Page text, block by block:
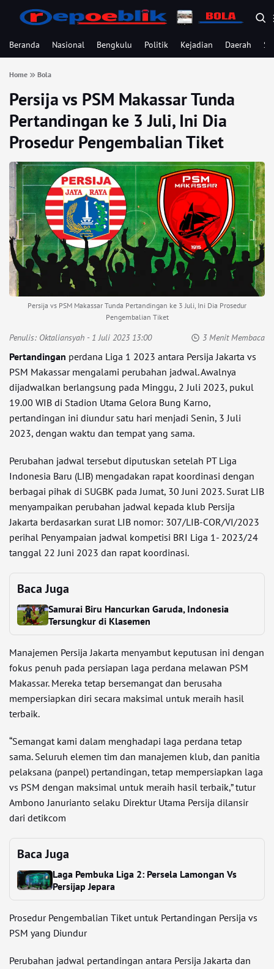
Beranda Nasional Bengkulu Politik Kejadian Daerah
Home Bola
Persija vs PSM Makassar Tunda
Pertandingan ke 3 Juli, Ini Dia
Prosedur Pengembalian Tiket
Persija vs PSM Makassar Tunda Pertandingan ke 3 Juli, Ini Dia Prosedur
Pengembalian Tiket
Penulis: Oktaliansyah - 1 Juli 2023 13:00 3 Menit Membaca
Pertandingan perdana Liga 1 2023 antara Persija Jakarta vs
PSM Makassar mengalami perubahan jadwal. Awalnya
dijadwalkan berlangsung pada Minggu, 2 Juli 2023, pukul
19.00 WIB di Stadion Utama Gelora Bung Karno,
pertandingan ini diundur satu hari menjadi Senin, 3 Juli
2023, dengan waktu dan tempat yang sama.
Perubahan jadwal tersebut diputuskan setelah PT Liga
Indonesia Baru (LIB) mengadakan rapat koordinasi dengan
berbagai pihak di SUGBK pada Jumat, 30 Juni 2023. Surat LIB
menyampaikan perubahan jadwal kepada klub Persija
Jakarta berdasarkan surat LIB nomor: 307/LIB-COR/VI/2023
perihal Penyampaian jadwal kompetisi BRI Liga 1- 2023/24
tanggal 22 Juni 2023 dan rapat koordinasi.
Baca Juga
Samurai Biru Hancurkan Garuda, Indonesia
Tersungkur di Klasemen
Manajemen Persija Jakarta menyambut keputusan ini dengan
fokus penuh pada persiapan laga perdana melawan PSM
Makassar. Mereka tetap bersemangat dan berusaha
mempersiapkan diri secara maksimal untuk meraih hasil
terbaik.
“Semangat kami dalam menghadapi laga perdana tetap
sama. Seluruh elemen tim dan manajemen klub, dan panitia
pelaksana (panpel) pertandingan, tetap mempersiapkan laga
vs PSM dengan maksimal untuk meraih hasil terbaik,” tutur
Ambono Janurianto selaku Direktur Utama Persija dilansir
dari detikcom
Baca Juga
Laga Pembuka Liga 2: Persela Lamongan Vs
Persijap Jepara
Prosedur Pengembalian Tiket untuk Pertandingan Persija vs
PSM yang Diundur
Perubahan jadwal pertandingan antara Persija Jakarta dan